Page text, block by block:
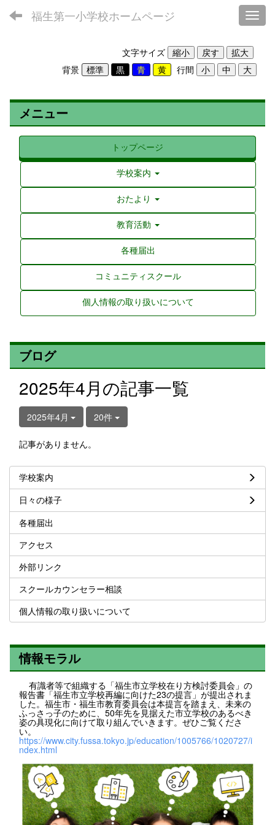
福生第一小学校ホームページ
文字サイズ
背景
行間
メニュー
トップページ
学校案内
おたより
教育活動
各種届出
コミュニティスクール
個人情報の取り扱いについて
ブログ
2025年4月の記事一覧
2025年4月 20件
記事がありません。
学校案内
日々の様子
各種届出
アクセス
外部リンク
スクールカウンセラー相談
個人情報の取り扱いについて
情報モラル
有識者等で組織する「福生市立学校在り方検討委員会」の
報告書「福生市立学校再編に向けた23の提言」が提出されま
した。福生市・福生市教育委員会は本提言を踏まえ、未来の
ふっさっ子のために、50年先を見据えた市立学校のあるべき
姿の具現化に向けて取り組んでいきます。ぜひご覧くださ
い。
https://www.city.fussa.tokyo.jp/education/1005766/1020727/i
ndex.html